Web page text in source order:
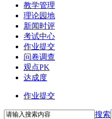
教学管理
理论园地
新闻时评
考试中心
作业提交
问卷调查
观点PK
达成度
作业提交
搜索